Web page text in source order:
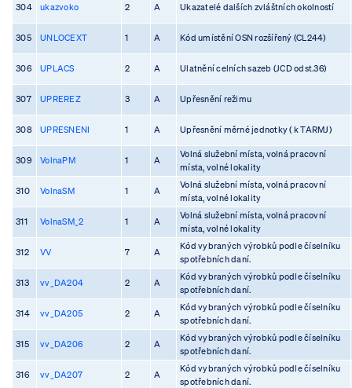
304 ukazvoko 2 A Ukazatelé dalších zvláštních okolností
305 UNLOCEXT 1 A Kód umístění OSN rozšířený (CL244)
306 UPLACS 2 A Ulatnění celních sazeb (JCD odst.36)
307 UPREREZ 3 A Upřesnění režimu
308 UPRESNENI 1 A Upřesnění měrné jednotky ( k TARMJ)
309 VolnaPM 1 A
Volná služební místa, volná pracovní
místa, volné lokality
310 VolnaSM 1 A
Volná služební místa, volná pracovní
místa, volné lokality
311 VolnaSM_2 1 A
Volná služební místa, volná pracovní
místa, volné lokality
312 VV 7 A
Kód vybraných výrobků podle číselníku
spotřebních daní.
313 vv_DA204 2 A
Kód vybraných výrobků podle číselníku
spotřebních daní.
314 vv_DA205 2 A
Kód vybraných výrobků podle číselníku
spotřebních daní.
315 vv_DA206 2 A
Kód vybraných výrobků podle číselníku
spotřebních daní.
316 vv_DA207 2 A
Kód vybraných výrobků podle číselníku
spotřebních daní.